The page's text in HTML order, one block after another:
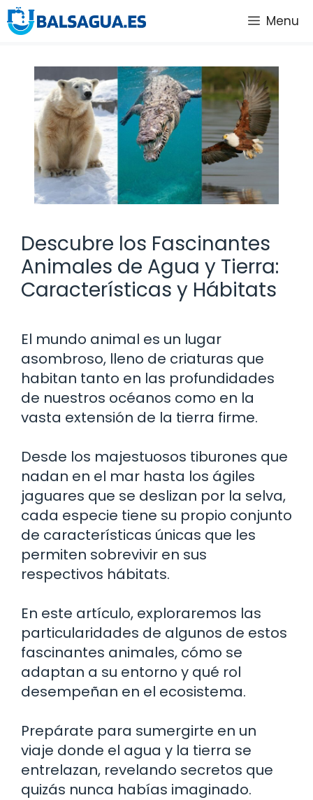
Saltar
al
Menu
Descubre los Fascinantes
Animales de Agua y Tierra:
Características y Hábitats
El mundo animal es un lugar
asombroso, lleno de criaturas que
habitan tanto en las profundidades
de nuestros océanos como en la
vasta extensión de la tierra firme.
Desde los majestuosos tiburones que
nadan en el mar hasta los ágiles
jaguares que se deslizan por la selva,
cada especie tiene su propio conjunto
de características únicas que les
permiten sobrevivir en sus
respectivos hábitats.
En este artículo, exploraremos las
particularidades de algunos de estos
fascinantes animales, cómo se
adaptan a su entorno y qué rol
desempeñan en el ecosistema.
Prepárate para sumergirte en un
viaje donde el agua y la tierra se
entrelazan, revelando secretos que
quizás nunca habías imaginado.